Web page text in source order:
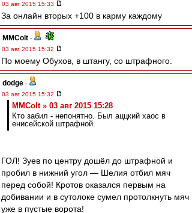
03 авг 2015 15:33
За онлайн вторых +100 в карму каждому
MMColt -
03 авг 2015 15:32
По моему Обухов, в штангу, со штрафного.
dodge -
03 авг 2015 15:32
MMColt » 03 авг 2015 15:28
Кто забил - непонятно. Был аццкий хаос в
енисейской штрафной.
ГОЛ! Зуев по центру дошёл до штрафной и
пробил в нижний угол — Шелия отбил мяч
перед собой! Кротов оказался первым на
добивании и в сутолоке сумел протолкнуть мяч
уже в пустые ворота!